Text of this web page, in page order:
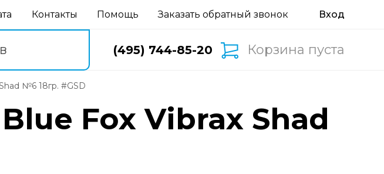
Контакты Помощь Заказать обратный звонок
(495) 744-85-20 Корзина пуста
Shad №6 18гр. #GSD
Fox Vibrax Shad